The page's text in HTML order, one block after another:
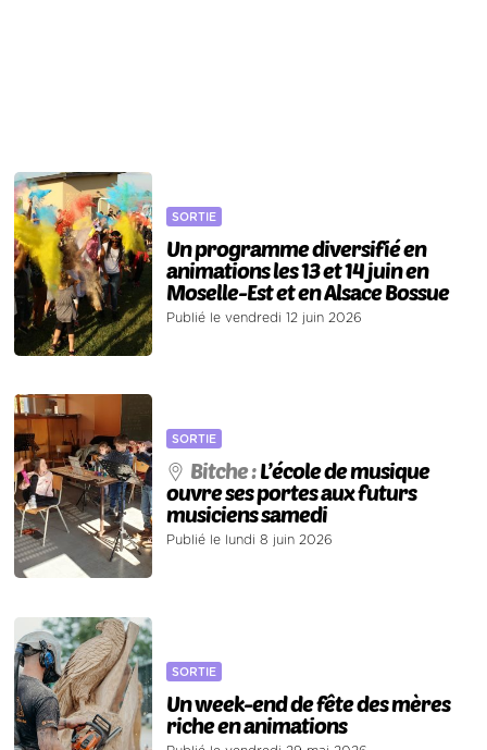
SORTIE
Un programme diversifié en
animations les 13 et 14 juin en
Moselle-Est et en Alsace Bossue
Publié le vendredi 12 juin 2026
SORTIE
Bitche :L’école de musique
ouvre ses portes aux futurs
musiciens samedi
Publié le lundi 8 juin 2026
SORTIE
Un week-end de fête des mères
riche en animations